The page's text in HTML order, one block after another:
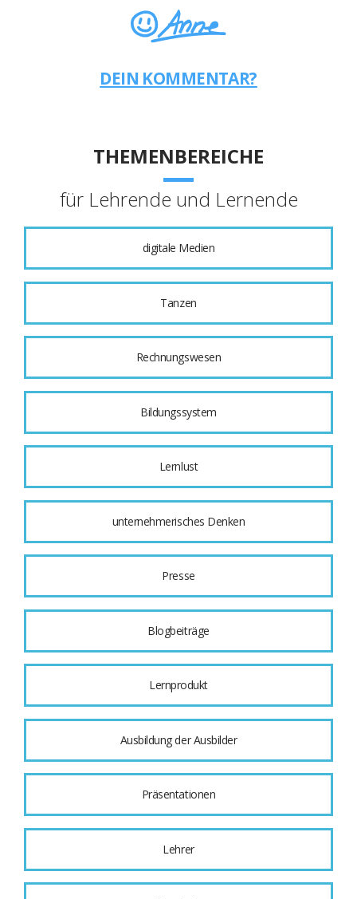
DEIN KOMMENTAR?
THEMENBEREICHE
für Lehrende und Lernende
digitale Medien
Tanzen
Rechnungswesen
Bildungssystem
Lernlust
unternehmerisches Denken
Presse
Blogbeiträge
Lernprodukt
Ausbildung der Ausbilder
Präsentationen
Lehrer